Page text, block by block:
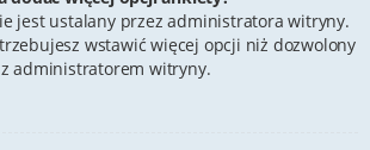
jest ustalany przez administratora witryny.
wstawić więcej opcji niż dozwolony
administratorem witryny.